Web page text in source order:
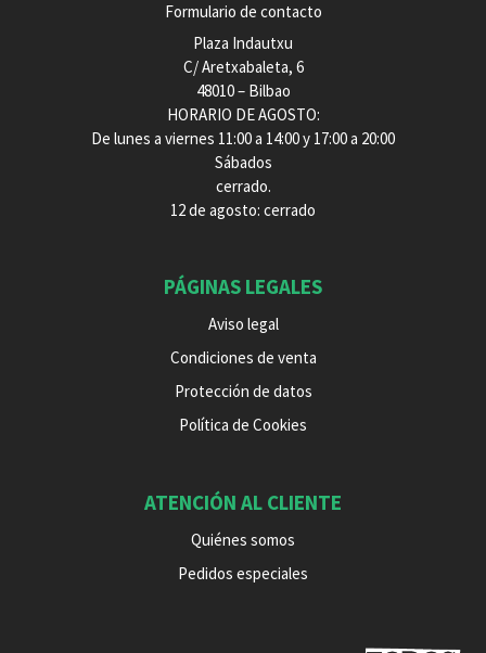
Formulario de contacto
Plaza Indautxu
C/ Aretxabaleta, 6
48010 – Bilbao
HORARIO DE AGOSTO:
De lunes a viernes 11:00 a 14:00 y 17:00 a 20:00
Sábados
cerrado.
12 de agosto: cerrado
PÁGINAS LEGALES
Aviso legal
Condiciones de venta
Protección de datos
Política de Cookies
ATENCIÓN AL CLIENTE
Quiénes somos
Pedidos especiales